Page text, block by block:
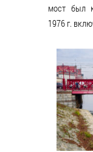
мост был
1976 г.